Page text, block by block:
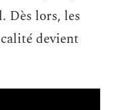
Dès lors, les
devient